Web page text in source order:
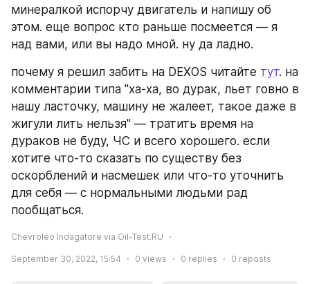
минералкой испорчу двигатель и напишу об
этом. еще вопрос кто раньше посмеется — я
над вами, или вы надо мной. ну да ладно.
почему я решил забить на DEXOS читайте тут. на
комментарии типа "ха-ха, во дурак, льет говно в
нашу ласточку, машину не жалеет, такое даже в
жигули лить нельзя" — тратить время на
дураков не буду, ЧС и всего хорошего. если
хотите что-то сказать по существу без
оскорблений и насмешек или что-то уточнить
для себя — с нормальными людьми рад
пообщаться.
Chevroleo Indagatore via Oil-Test.RU
September 30, 2022, 15:54 0 views 0 replies 0 reposts